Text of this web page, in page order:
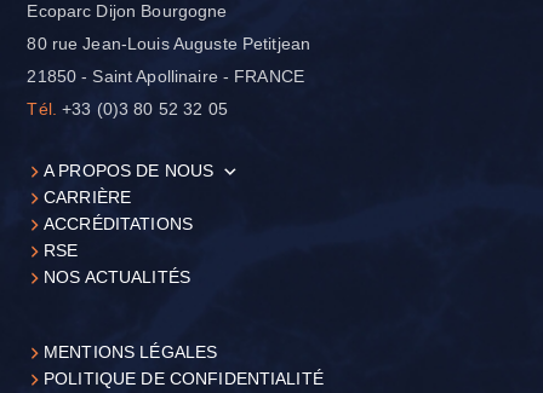
Ecoparc Dijon Bourgogne
80 rue Jean-Louis Auguste Petitjean
21850 - Saint Apollinaire - FRANCE
Tél.
+33 (0)3 80 52 32 05
A PROPOS DE NOUS
CARRIÈRE
ACCRÉDITATIONS
RSE
NOS ACTUALITÉS
MENTIONS LÉGALES
POLITIQUE DE CONFIDENTIALITÉ